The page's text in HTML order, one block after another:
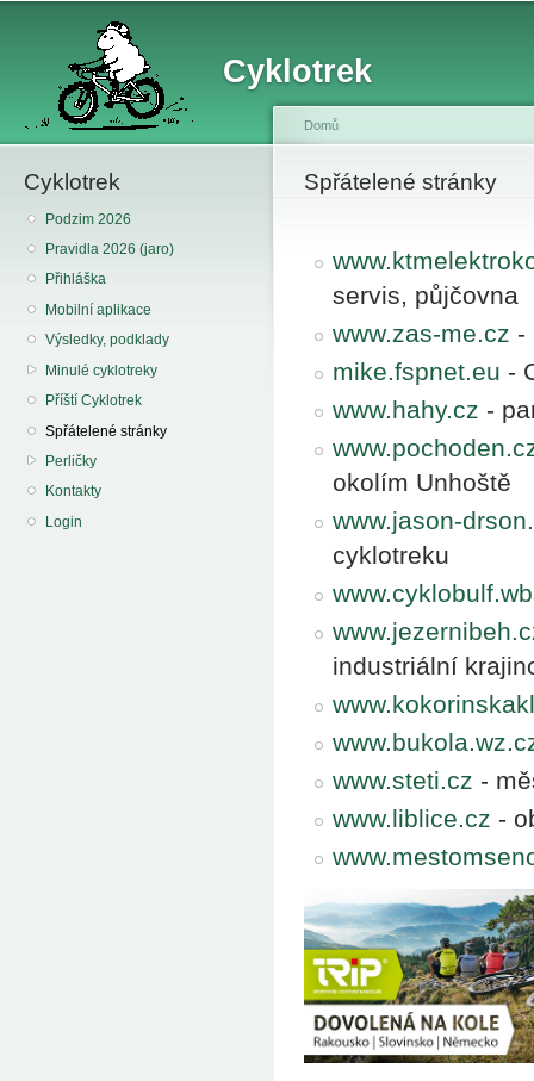
Cyklotrek
Cyklotrek
Podzim 2026
Pravidla 2026 (jaro)
Přihláška
Mobilní aplikace
Výsledky, podklady
Minulé cyklotreky
Příští Cyklotrek
Spřátelené stránky
Perličky
Kontakty
Login
You are here
Domů
Spřátelené stránky
servis, půjčovna
www.zas-me.cz -
mike.fspnet.eu -
www.hahy.cz -
okolím Unhoště
www.jason-
cyklotreku
industriální
www.steti.cz -
www.liblice.cz -